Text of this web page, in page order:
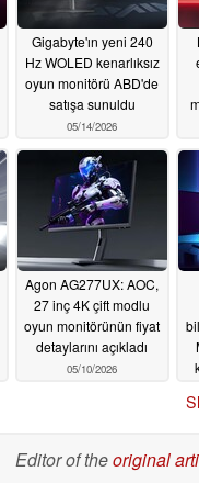
Gigabyte'ın yeni 240
Hz WOLED kenarlıksız
oyun monitörü ABD'de
satışa sunuldu
05/14/2026
Agon AG277UX: AOC,
27 inç 4K çift modlu
oyun monitörünün fiyat
detaylarını açıkladı
05/10/2026
Editor of theoriginal